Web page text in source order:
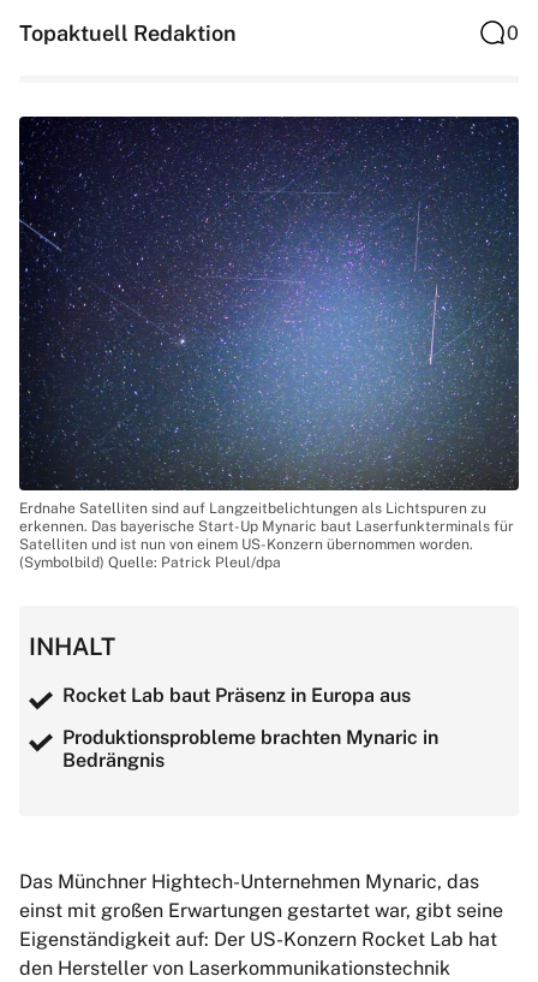
Topaktuell Redaktion 0
Erdnahe Satelliten sind auf Langzeitbelichtungen als Lichtspuren zu
erkennen. Das bayerische Start-Up Mynaric baut Laserfunkterminals für
Satelliten und ist nun von einem US-Konzern übernommen worden.
(Symbolbild) Quelle: Patrick Pleul/dpa
INHALT
Rocket Lab baut Präsenz in Europa aus
Produktionsprobleme brachten Mynaric in
Bedrängnis
Das Münchner Hightech-Unternehmen Mynaric, das
einst mit großen Erwartungen gestartet war, gibt seine
Eigenständigkeit auf: Der US-Konzern Rocket Lab hat
den Hersteller von Laserkommunikationstechnik